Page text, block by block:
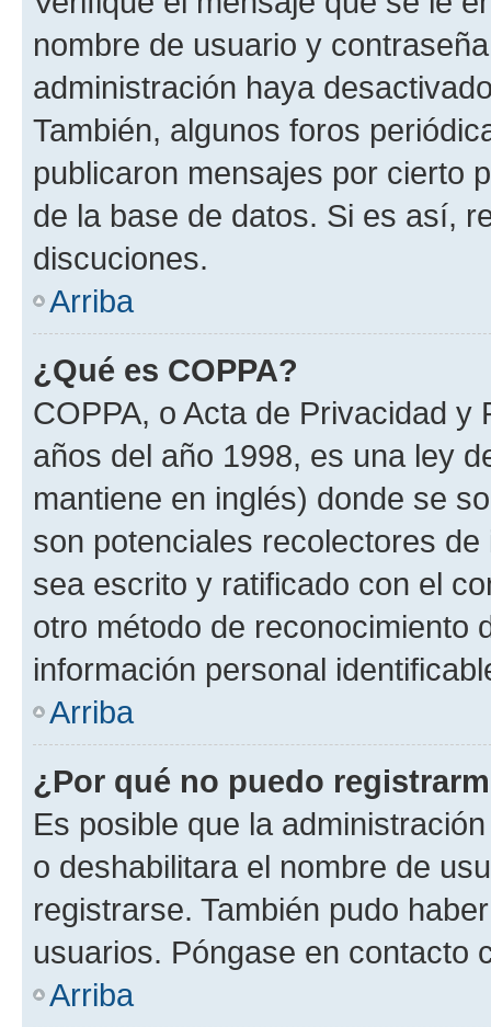
nombre de usuario y
administración haya
También, algunos foros
publicaron mensajes por cierto
de la base de datos. Si es así,
discuciones.
Arriba
¿Qué es COPPA?
COPPA, o Acta de Privacidad
años del año 1998, es una ley
mantiene en inglés) donde se
son potenciales recolectores
sea escrito y ratificado con el
otro método de reconocimiento
información personal
Arriba
¿Por qué no puedo
Es posible que la
o deshabilitara el nombre de
registrarse. También pudo
usuarios. Póngase en contacto
Arriba